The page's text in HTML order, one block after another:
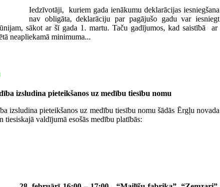
Iedzīvotāji, kuriem gada ienākumu deklarācijas iesniegšana
nav obligāta, deklarāciju par pagājušo gadu var iesniegt
sākot ar šī gada 1. martu. Taču gadījumos, kad saistībā ar
neapliekamā minimuma...
izsludina pieteikšanos uz medību tiesību nomu
izsludina pieteikšanos uz medību tiesību nomu šādās Ērgļu novada
tiesiskajā valdījumā esošās medību platībās: